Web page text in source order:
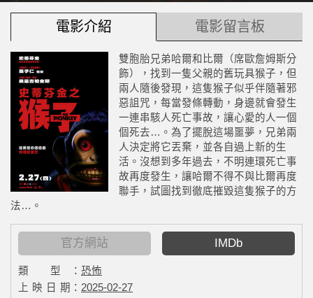
電影介紹 電影留言板
雙胞胎兄弟哈爾和比爾（席歐詹姆斯分
飾），找到一隻父親的舊玩具猴子，但
兩人隨後發現，這隻猴子似乎伴隨著邪
惡詛咒，每當發條轉動，身邊就會發生
一連串駭人死亡事故，讓心愛的人一個
個死去…。為了擺脫這場噩夢，兄弟兩
人決定將它丟棄，並各自過上新的生
活。沒想到多年過去，不明連環死亡事
故再度發生，讓哈爾不得不與比爾再度
聯手，試圖找到徹底摧毀這隻猴子的方
法…。
官方網站 IMDb
類 型： 恐怖
上 映 日 期： 2025-02-27